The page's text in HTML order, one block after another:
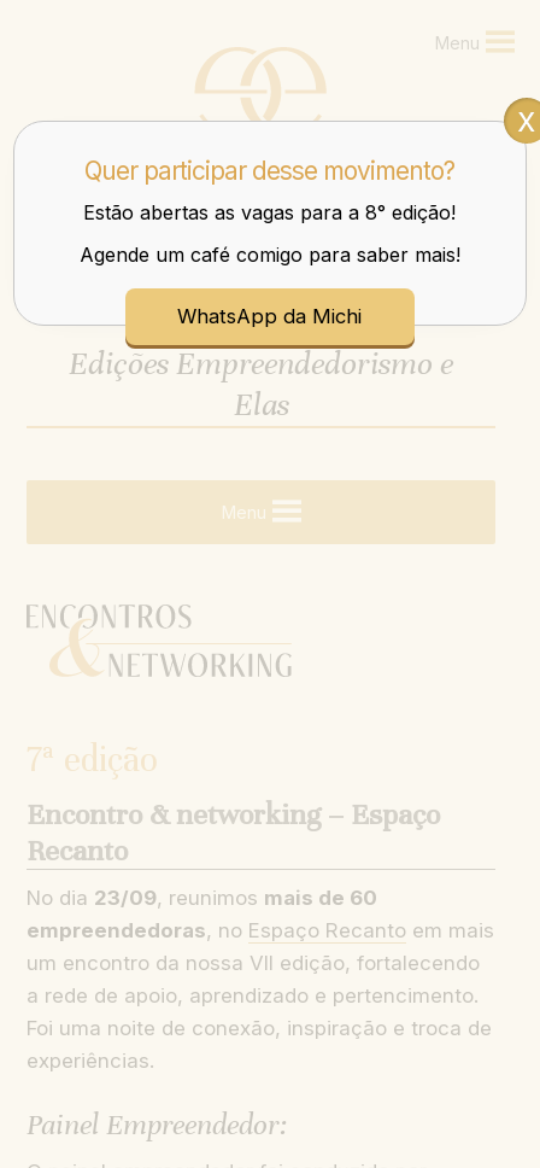
Mulheres que transbordam nos negócios e na vida.
Menu
Edições Empreendedorismo e
Elas
Menu
7ª edição
Encontro & networking – Espaço
Recanto
No dia 23/09, reunimos mais de 60
empreendedoras, no Espaço Recanto em mais
um encontro da nossa VII edição, fortalecendo
a rede de apoio, aprendizado e pertencimento.
Foi uma noite de conexão, inspiração e troca de
experiências.
Painel Empreendedor:
Quer participar desse movimento?
Estão abertas as vagas para a 8° edição!
Agende um café comigo para saber mais!
WhatsApp da Michi
x